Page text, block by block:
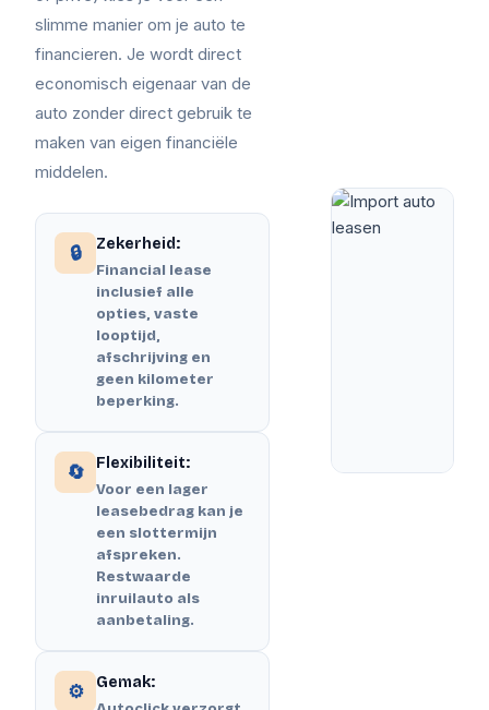
slimme manier om je auto te
financieren. Je wordt direct
economisch eigenaar van de
auto zonder direct gebruik te
maken van eigen financiële
middelen.
🔒 Zekerheid:
Financial lease
inclusief alle
opties, vaste
looptijd,
afschrijving en
geen kilometer
beperking.
🔄 Flexibiliteit:
Voor een lager
leasebedrag kan je
een slottermijn
afspreken.
Restwaarde
inruilauto als
aanbetaling.
⚙️ Gemak: